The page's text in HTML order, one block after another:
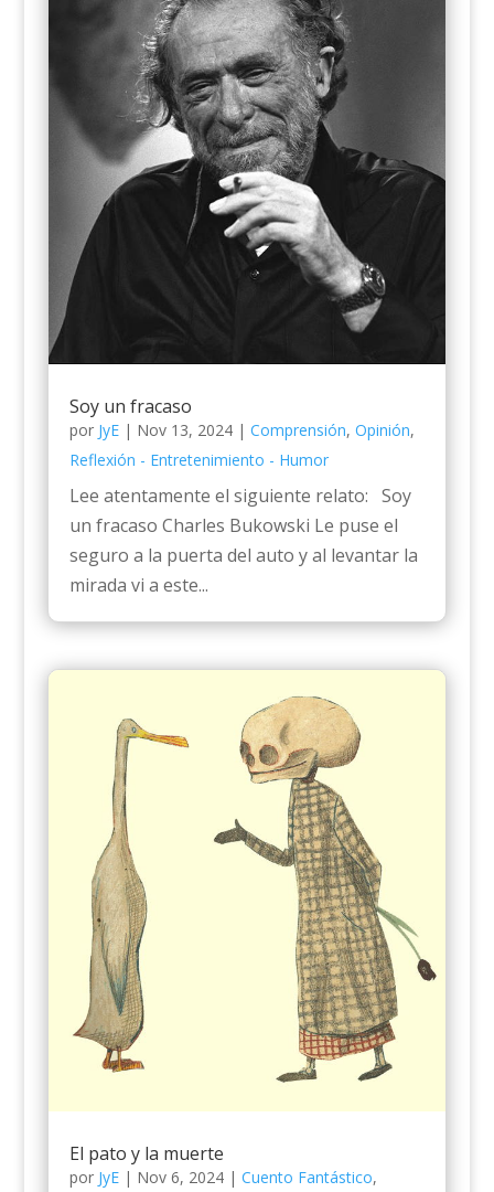
Soy un fracaso
por JyE| Nov 13, 2024| Comprensión, Opinión,
Reflexión - Entretenimiento - Humor
Lee atentamente el siguiente relato: Soy
un fracaso Charles Bukowski Le puse el
seguro a la puerta del auto y al levantar la
mirada vi a este...
El pato y la muerte
por JyE| Nov 6, 2024| Cuento Fantástico,